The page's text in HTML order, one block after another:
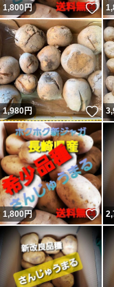
1,800 円 い
1,980円 い
1,800 円 い